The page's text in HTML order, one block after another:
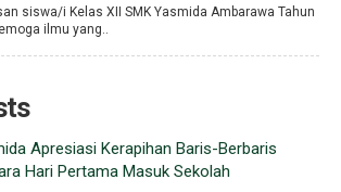
siswa/i Kelas XII SMK Yasmida Ambarawa Tahun
ilmu yang..
Apresiasi Kerapihan Baris-Berbaris
Hari Pertama Masuk Sekolah